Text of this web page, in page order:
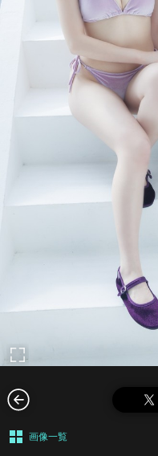
画像一覧